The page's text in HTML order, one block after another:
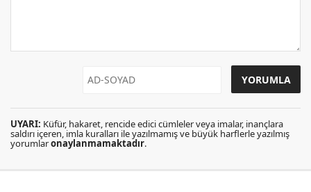
UYARI: Küfür, hakaret, rencide edici cümleler veya imalar, inançlara
saldırı içeren, imla kuralları ile yazılmamış ve büyük harflerle yazılmış
yorumlaronaylanmamaktadır.